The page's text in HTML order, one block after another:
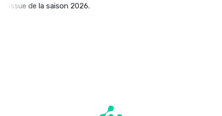
l'issue de la saison 2026.